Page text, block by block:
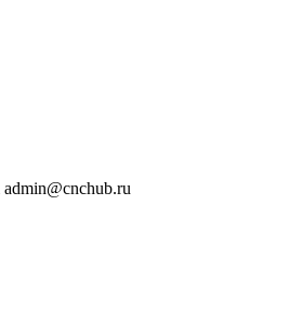
admin@cnchub.ru